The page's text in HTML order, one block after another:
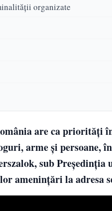
organizate
are ca priorități
arme și persoane,
sub
amenințări la adresa